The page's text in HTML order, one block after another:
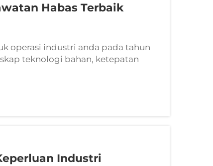
Habas Terbaik
operasi industri anda pada tahun
teknologi bahan, ketepatan
berkembang. Seiring dengan proses
Industri